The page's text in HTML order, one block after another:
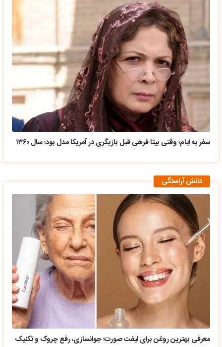
سفر به ایام؛ وقتی بیتا فرهی قبل بازیگری در آمریکا مدل بود؛ سال ۱۳۶۰
دانش آراستگی
معرفی بهترین روغن برای لیفت صورت؛ جوانسازی، رفع چروک و تکنیک